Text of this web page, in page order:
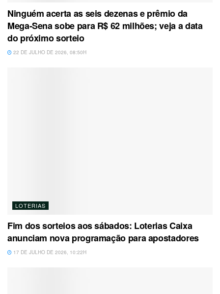
Ninguém acerta as seis dezenas e prêmio da
Mega-Sena sobe para R$ 62 milhões; veja a data
do próximo sorteio
22 DE JULHO DE 2026, 08:50H
LOTERIAS
Fim dos sorteios aos sábados: Loterias Caixa
anunciam nova programação para apostadores
17 DE JULHO DE 2026, 10:22H